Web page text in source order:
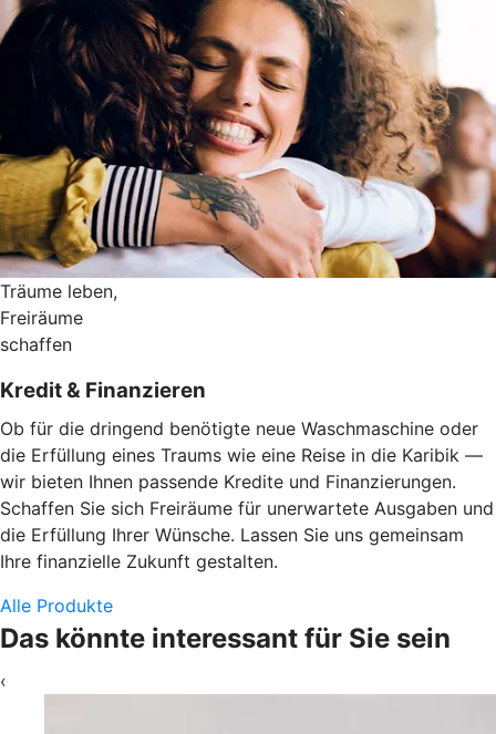
Träume leben,
Freiräume
schaffen
Kredit & Finanzieren
Ob für die dringend benötigte neue Waschmaschine oder
die Erfüllung eines Traums wie eine Reise in die Karibik —
wir bieten Ihnen passende Kredite und Finanzierungen.
Schaffen Sie sich Freiräume für unerwartete Ausgaben und
die Erfüllung Ihrer Wünsche. Lassen Sie uns gemeinsam
Ihre finanzielle Zukunft gestalten.
Alle Produkte
Das könnte interessant für Sie sein
‹